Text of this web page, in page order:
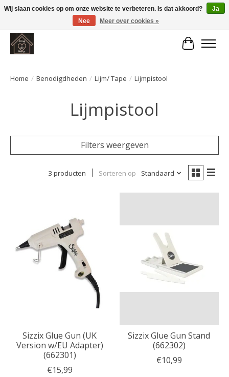
Large selection of products and fast shipping!
Home / Benodigdheden / Lijm/ Tape / Lijmpistool
Lijmpistool
Filters weergeven
3 producten Sorteren op Standaard
Sizzix Glue Gun (UK
Version w/EU Adapter)
(662301)
€15,99
Sizzix Glue Gun Stand
(662302)
€10,99
Wij slaan cookies op om onze website te verbeteren. Is dat akkoord?
Ja
Nee
Meer over cookies »